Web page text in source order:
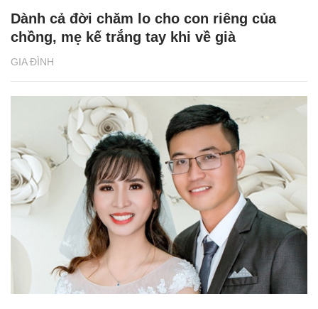
GIA ĐÌNH
Dành cả đời chăm lo cho con riêng của
chồng, mẹ kế trắng tay khi về già